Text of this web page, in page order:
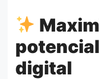
digital